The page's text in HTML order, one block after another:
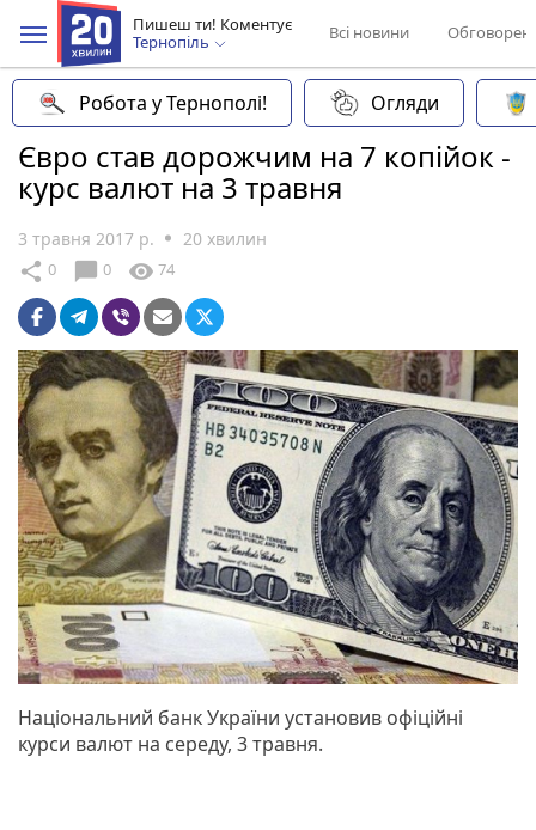
Пишеш ти! Коментує
Тернопіль
Всі новини
Робота у Тернополі! Огляди
Євро став дорожчим на 7 копійок -
курс валют на 3 травня
3 травня 2017 р. 20 хвилин
share 0 chat_bubble 0 visibility 74
Національний банк України установив офіційні
курси валют на середу, 3 травня.